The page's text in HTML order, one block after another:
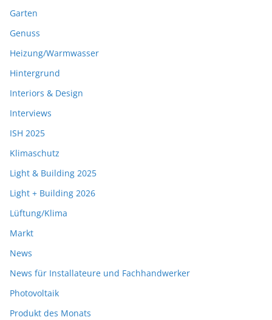
Garten
Genuss
Heizung/Warmwasser
Hintergrund
Interiors & Design
Interviews
ISH 2025
Klimaschutz
Light & Building 2025
Light + Building 2026
Lüftung/Klima
Markt
News
News für Installateure und Fachhandwerker
Photovoltaik
Produkt des Monats